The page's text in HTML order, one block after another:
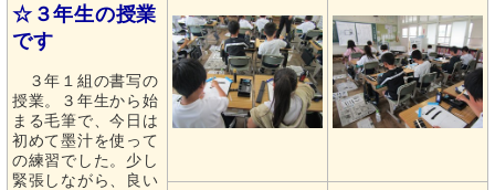
☆３年生の授業
です
３年１組の書写の
授業。３年生から始
まる毛筆で、今日は
初めて墨汁を使って
の練習でした。少し
緊張しながら、良い